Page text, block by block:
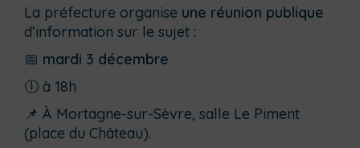
La préfecture organise une réunion publique
d’information sur le sujet :
📅 mardi 3 décembre
🕕 à 18h
📌 À Mortagne-sur-Sèvre, salle Le Piment
(place du Château).